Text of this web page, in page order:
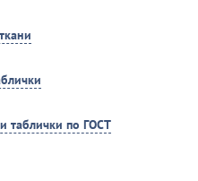
таблички по ГОСТ